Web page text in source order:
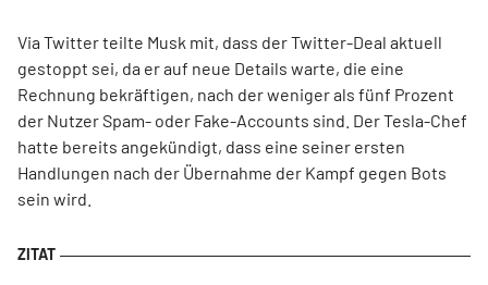
Via Twitter teilte Musk mit, dass der Twitter-Deal aktuell
gestoppt sei, da er auf neue Details warte, die eine
Rechnung bekräftigen, nach der weniger als fünf Prozent
der Nutzer Spam- oder Fake-Accounts sind. Der Tesla-Chef
hatte bereits angekündigt, dass eine seiner ersten
Handlungen nach der Übernahme der Kampf gegen Bots
sein wird.